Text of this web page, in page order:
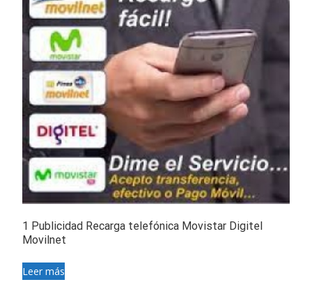
1 Publicidad Recarga telefónica Movistar Digitel
Movilnet
Leer más